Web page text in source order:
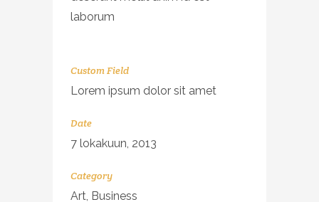
laborum
Custom Field
Lorem ipsum dolor sit amet
Date
7 lokakuun, 2013
Category
Art, Business